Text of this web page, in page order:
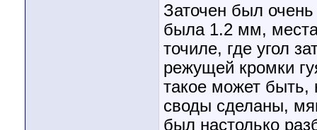
Заточен был
была 1.2 мм,
точиле, где угол
режущей кромки
такое может быть,
своды сделаны,
был настолько